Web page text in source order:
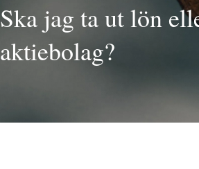
Ska jag ta ut lön
aktiebolag?